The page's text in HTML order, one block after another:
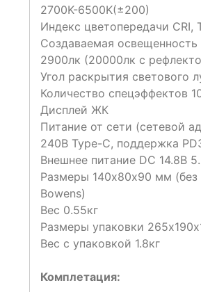
2700K-6500K(±200)
Индекс цветопередачи CRI,
Создаваемая
2900лк (20000лк с
Угол раскрытия светового
Количество спецэффектов
Дисплей ЖК
Питание от сети (сетевой
240В Type-C, поддержка
Внешнее питание DC 14.8В
Размеры 140х80х90 мм (без
Bowens)
Вес 0.55кг
Размеры упаковки
Вес с упаковкой 1.8кг
Комплетация: